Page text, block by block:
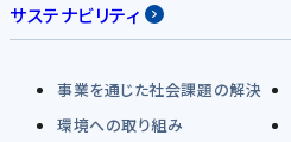
サステナビリティ
事業を通じた社会課題の解決
環境への取り組み